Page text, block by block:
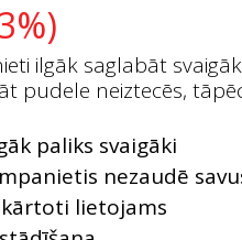
€.
ilgāk saglabāt
pudele neiztecēs,
paliks svaigāki
nezaudē
lietojams